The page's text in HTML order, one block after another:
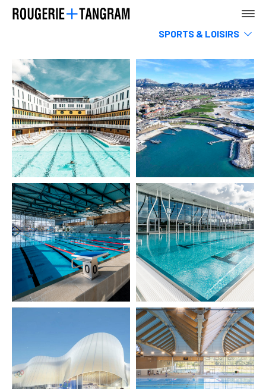
SPORTS & LOISIRS
Hotels, restaurants & commerces
Infrastructures & Transports
Tertiaire
Rehabilitation
Enseignement
Logements
Urbanisme, Paysage & espace public
AGENCE
TERRE
MER